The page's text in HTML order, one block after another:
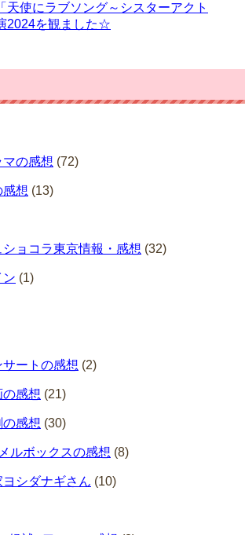
天使にラブソング～シスターアクト
2024を観ました☆
の感想 (72)
感想 (13)
ョコラ東京情報・感想 (32)
ン (1)
ートの感想 (2)
感想 (21)
感想 (30)
ルボックスの感想 (8)
シダナギさん (10)